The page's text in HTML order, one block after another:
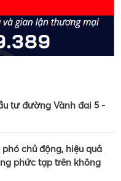
tư đường Vành đai 5 -
chủ động, hiệu quả
phức tạp trên không